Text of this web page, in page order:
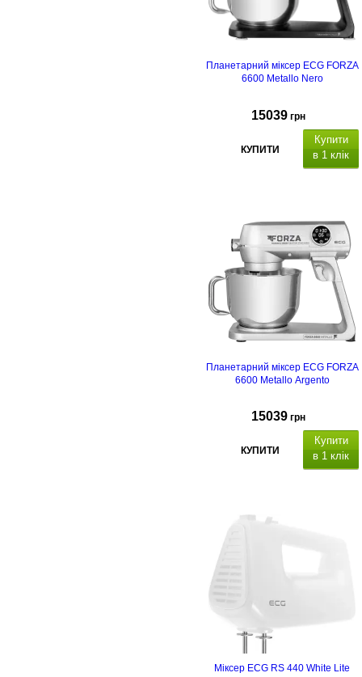
Планетарний міксер ECG FORZA
6600 Metallo Nero
15039 грн
КУПИТИ
Купити
в 1 клік
Планетарний міксер ECG FORZA
6600 Metallo Argento
15039 грн
КУПИТИ
Купити
в 1 клік
Міксер ECG RS 440 White Lite